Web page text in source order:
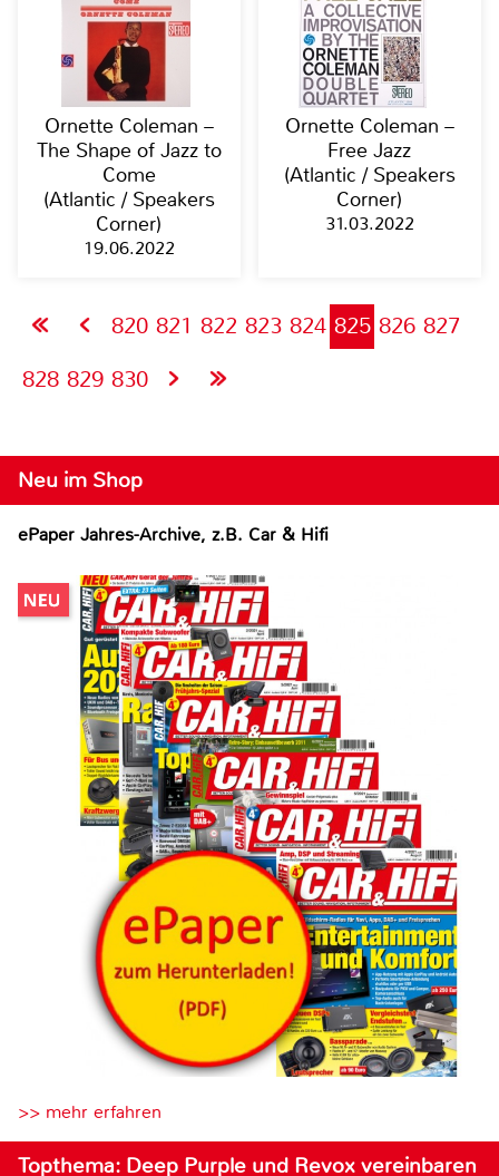
Ornette Coleman –
The Shape of Jazz to
Come
(Atlantic / Speakers
Corner)
19.06.2022
Ornette Coleman –
Free Jazz
(Atlantic / Speakers
Corner)
31.03.2022
820 821 822 823 824 825 826 827
828 829 830
Neu im Shop
ePaper Jahres-Archive, z.B. Car & Hifi
>> mehr erfahren
Topthema: Deep Purple und Revox vereinbaren